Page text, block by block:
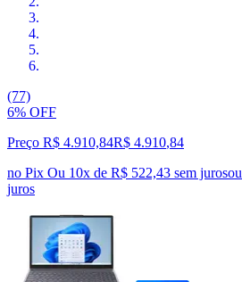
(77)
6% OFF
Preço R$ 4.910,84R$ 4.910,84
no Pix Ou 10x de R$ 522,43 sem jurosou
juros